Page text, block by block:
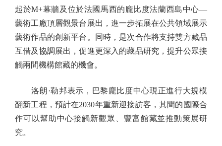
起於M+幕牆及位於法國馬西的龐比度法蘭西島中心—
藝術工廠頂層觀景台展出，進一步拓展在公共領域展示
藝術作品的創新平台。同時，是次合作將支持雙方藏品
互借及協調展出，促進更深入的藏品研究，提升公眾接
觸兩間機構館藏的機會。
洛朗·勒邦表示，巴黎龐比度中心現正進行大規模
翻新工程，預計在2030年重新迎接訪客，其間的國際合
作可以幫助中心接觸新觀眾、豐富館藏並推動策展研
究。